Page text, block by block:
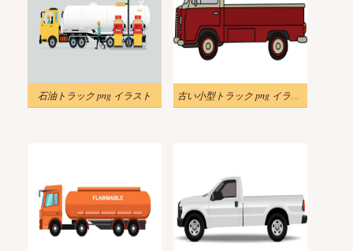
石油トラック png イラスト 古い小型トラック png イラスト